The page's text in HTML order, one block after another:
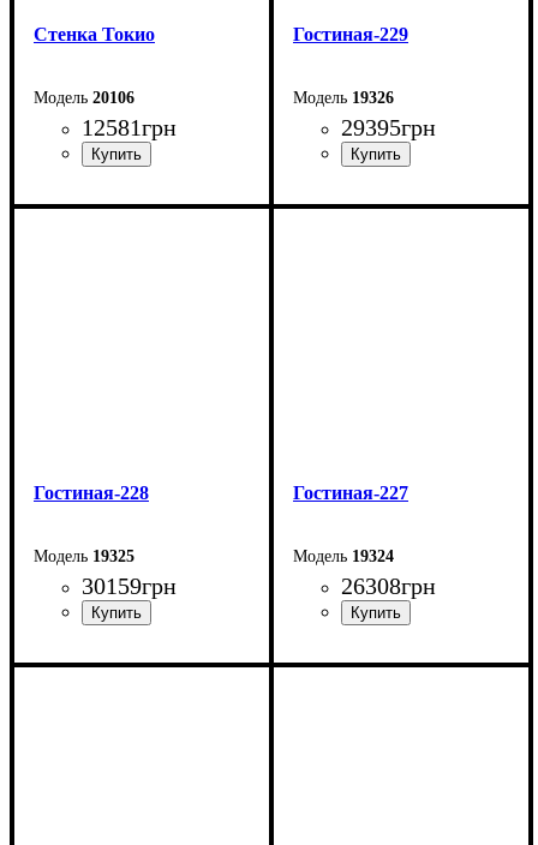
Стенка Токио
20106
12581грн
Ширина: 276 см
Гостиная-229
19326
29395грн
Ширина: 393 см
Гостиная-228
19325
30159грн
Ширина: 351 см
Гостиная-227
19324
26308грн
Ширина: 336 см